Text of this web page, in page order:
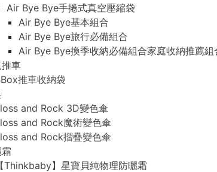
Air Bye Bye手捲式真空壓縮袋
Air Bye Bye基本組合
Air Bye Bye旅行必備組合
Air Bye Bye換季收納必備組合家庭收納推薦組
車
推車收納袋
and Rock 3D變色傘
and Rock魔術變色傘
and Rock摺疊變色傘
【Thinkbaby】星寶貝純物理防曬霜